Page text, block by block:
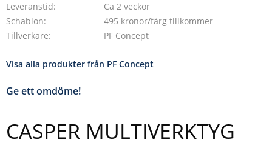
Leveranstid
Ca 2 veckor
Schablon
495 kronor/färg tillkommer
Tillverkare
PF Concept
Visa alla produkter från PF Concept
Ge ett omdöme!
CASPER MULTIVERKTYG